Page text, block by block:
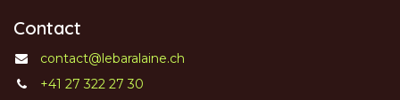
Contact
contact@lebaralaine.ch
+41 27 322 27 30